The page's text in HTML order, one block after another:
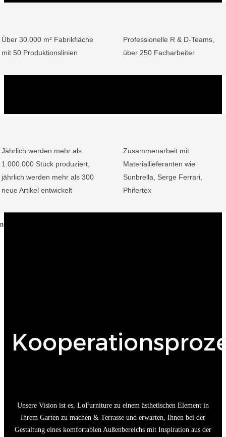
Über 30.000 m² Fabrikfläche
mit 50 Produktionslinien
Professionelle R & D-Teams,
über 250 Facharbeiter
Jährlich werden mehr als
1.000.000 Stück produziert,
jährlich werden mehr als 300
neue Artikel entwickelt
Zusammenarbeit mit
Materiallieferanten wie
Sunbrella, Serge Ferrari,
Phifertex
Daten
Unsere Vision ist es, LoFurniture zu einem ästhetischen Element in
Ihrem Garten zu machen & Terrasse und erwarten, Ihnen bei der
Gestaltung eines komfortablen Außenbereichs mit Inspiration aus der